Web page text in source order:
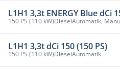
L1H1 3,3t ENERGY Blue dCi
150 PS (110 kW)DieselAutomatik,
L1H1 3,3t dCi 150 (150 PS)
150 PS (110 kW)DieselAutomatik